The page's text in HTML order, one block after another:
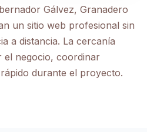
Gálvez, Granadero
un sitio web profesional sin
a distancia. La cercanía
el negocio, coordinar
durante el proyecto.